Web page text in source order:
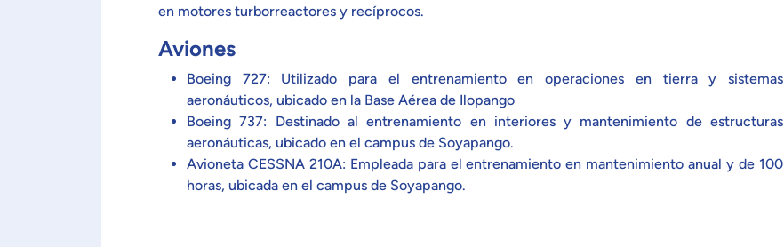
en motores turborreactores y recíprocos.
Aviones
Boeing 727: Utilizado para el entrenamiento en operaciones en tierra y sistemas
aeronáuticos, ubicado en la Base Aérea de Ilopango
Boeing 737: Destinado al entrenamiento en interiores y mantenimiento de estructuras
aeronáuticas, ubicado en el campus de Soyapango.
Avioneta CESSNA 210A: Empleada para el entrenamiento en mantenimiento anual y de 100
horas, ubicada en el campus de Soyapango.